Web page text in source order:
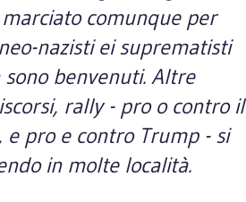
comunque per
nazisti ei suprematisti
benvenuti. Altre
rally - pro o contro il
e pro e contro Trump - si
in molte località.